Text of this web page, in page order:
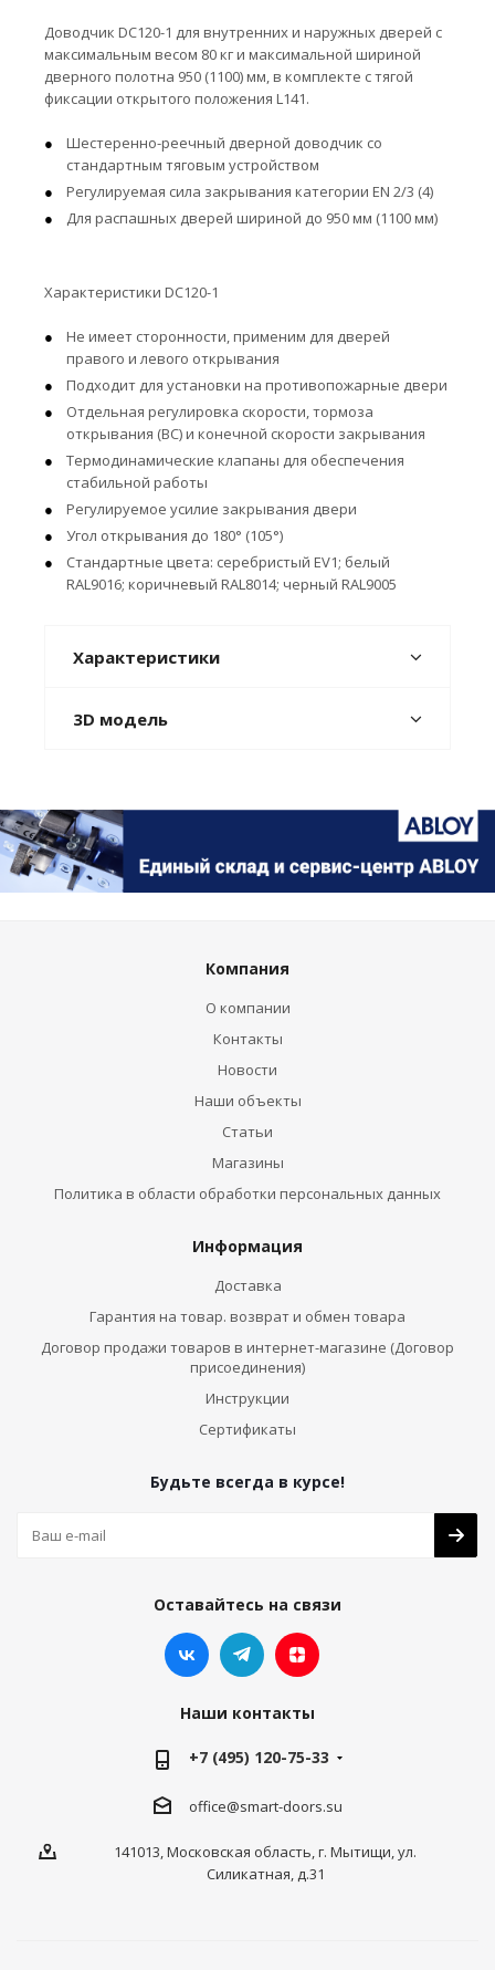
Доводчик DC120-1 для внутренних и наружных дверей с
максимальным весом 80 кг и максимальной шириной
дверного полотна 950 (1100) мм, в комплекте с тягой
фиксации открытого положения L141.
Шестеренно-реечный дверной доводчик со
стандартным тяговым устройством
Регулируемая сила закрывания категории EN 2/3 (4)
Для распашных дверей шириной до 950 мм (1100 мм)
Характеристики DC120-1
Не имеет сторонности, применим для дверей
правого и левого открывания
Подходит для установки на противопожарные двери
Отдельная регулировка скорости, тормоза
открывания (ВС) и конечной скорости закрывания
Термодинамические клапаны для обеспечения
стабильной работы
Регулируемое усилие закрывания двери
Угол открывания до 180° (105°)
Стандартные цвета: серебристый EV1; белый
RAL9016; коричневый RAL8014; черный RAL9005
Характеристики
3D модель
Компания
О компании
Контакты
Новости
Наши объекты
Статьи
Магазины
Политика в области обработки персональных данных
Информация
Доставка
Гарантия на товар. возврат и обмен товара
Договор продажи товаров в интернет-магазине (Договор
присоединения)
Инструкции
Сертификаты
Будьте всегда в курсе!
Оставайтесь на связи
Наши контакты
+7 (495) 120-75-33
office@smart-doors.su
141013, Московская область, г. Мытищи, ул.
Силикатная, д.31